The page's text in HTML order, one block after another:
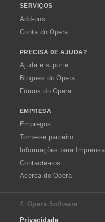
SERVIÇOS
Add-ons
Conta do Opera
PRECISA DE AJUDA?
Ajuda e suporte
Blogues do Opera
Fóruns do Opera
EMPRESA
Empregos
Torne-se parceiro
Informações para Imprensa
Contacte-nos
Acerca do Opera
© Opera Software
Privacidade